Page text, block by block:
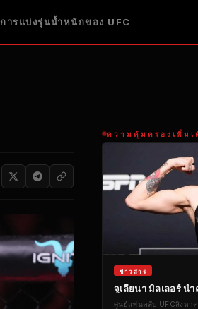
การแบ่งรุ่นน้ำหนักของ UFC
ความคุ้มครองเพิ่มเ
ข่าวสาร
จูเลียนา มิลเลอร์ นำ
ศูนย์แฟนคลับ UFCสิงหา